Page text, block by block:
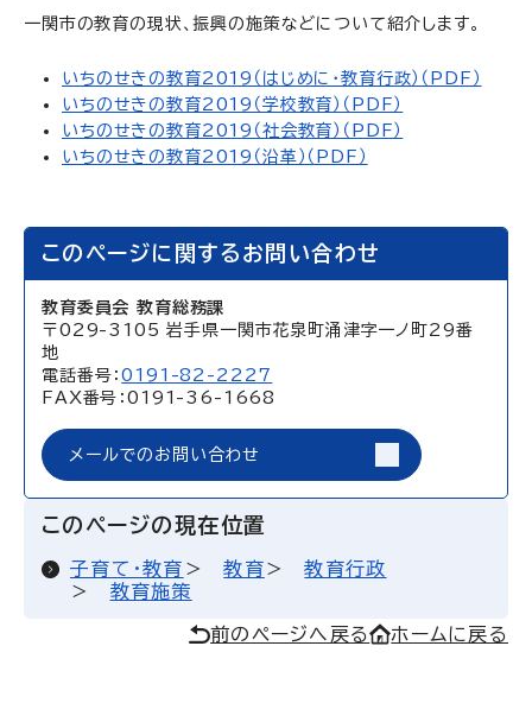
一関市の教育の現状、振興の施策などについて紹介します。
いちのせきの教育2019（はじめに・教育行政）（PDF）
いちのせきの教育2019（学校教育）（PDF）
いちのせきの教育2019（社会教育）（PDF）
いちのせきの教育2019（沿革）（PDF）
このページに関するお問い合わせ
教育委員会 教育総務課
〒029-3105 岩手県一関市花泉町涌津字一ノ町29番
地
電話番号：0191-82-2227
FAX番号：0191-36-1668
メールでのお問い合わせ
このページの現在位置
子育て・教育 教育
教育行政
教育施策
前のページへ戻る ホームに戻る